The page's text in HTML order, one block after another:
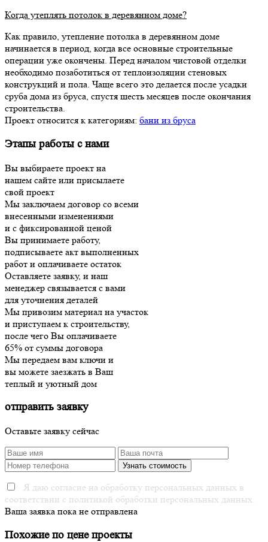
Когда утеплять потолок в деревянном доме?
Как правило, утепление потолка в деревянном доме
начинается в период, когда все основные строительные
операции уже окончены. Перед началом чистовой отделки
необходимо позаботиться от теплоизоляции стеновых
конструкций и пола. Чаще всего это делается после усадки
сруба дома из бруса, спустя шесть месяцев после окончания
строительства.
Проект относится к категориям: бани из бруса
Этапы работы с нами
Вы выбираете проект на
нашем сайте или присылаете
свой проект
Мы заключаем договор со всеми
внесенными изменениями
и с фиксированной ценой
Вы принимаете работу,
подписываете акт выполненных
работ и оплачиваете остаток
Оставляете заявку, и наш
менеджер связывается с вами
для уточнения деталей
Мы привозим материал на участок
и приступаем к строительству,
после чего Вы оплачиваете
65% от суммы договора
Мы передаем вам ключи и
вы можете заезжать в Ваш
теплый и уютный дом
отправить заявку
Оставьте заявку сейчас
Я даю согласие на обработку персональных данных в
соответствии с политикой обработки персональных данных.
Ваша заявка пока не отправлена
Похожие по цене проекты